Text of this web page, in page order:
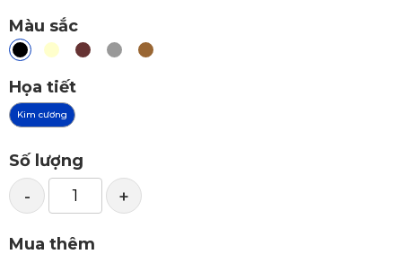
Màu sắc
Họa tiết
Kim cương
Số lượng
- +
Mua thêm